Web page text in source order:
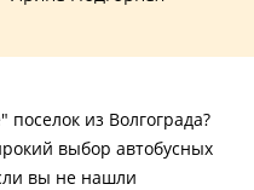
из Волгограда?
выбор автобусных
вы не нашли